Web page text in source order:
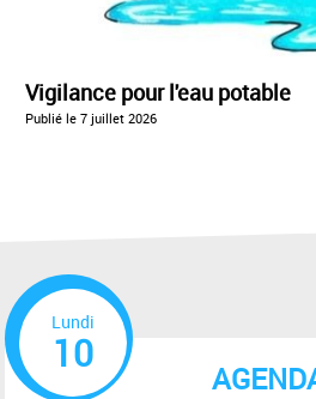
Vigilance pour l'eau potable
Publié le 7 juillet 2026
Lundi
10